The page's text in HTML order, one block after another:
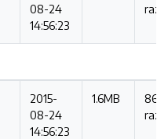
08-24
14:56:23
razy
2015-
08-24
14:56:23
1.6MB
868
razy